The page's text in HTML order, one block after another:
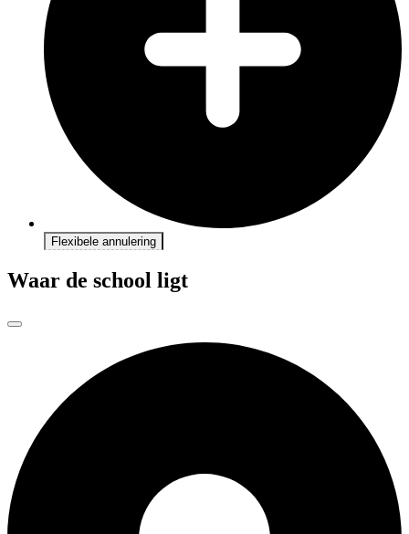
Flexibele annulering
Waar de school ligt